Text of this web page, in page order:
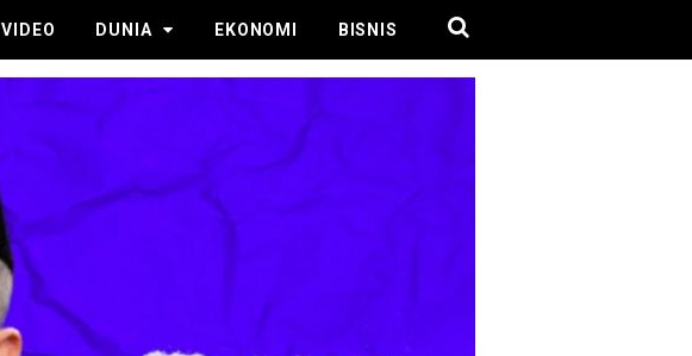
VIDEO DUNIA EKONOMI BISNIS